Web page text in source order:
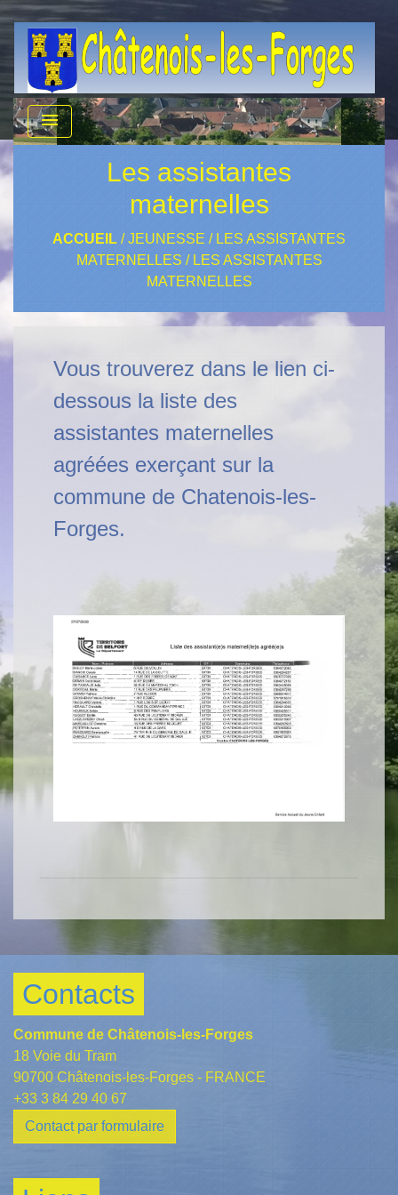
menu
Les assistantes
maternelles
ACCUEIL /JEUNESSE / LES ASSISTANTES
MATERNELLES / LES ASSISTANTES
MATERNELLES
Vous trouverez dans le lien ci-
dessous la liste des
assistantes maternelles
agréées exerçant sur la
commune de Chatenois-les-
Forges.
Contacts
Commune de Châtenois-les-Forges
18 Voie du Tram
90700 Châtenois-les-Forges - FRANCE
+33 3 84 29 40 67
Contact par formulaire